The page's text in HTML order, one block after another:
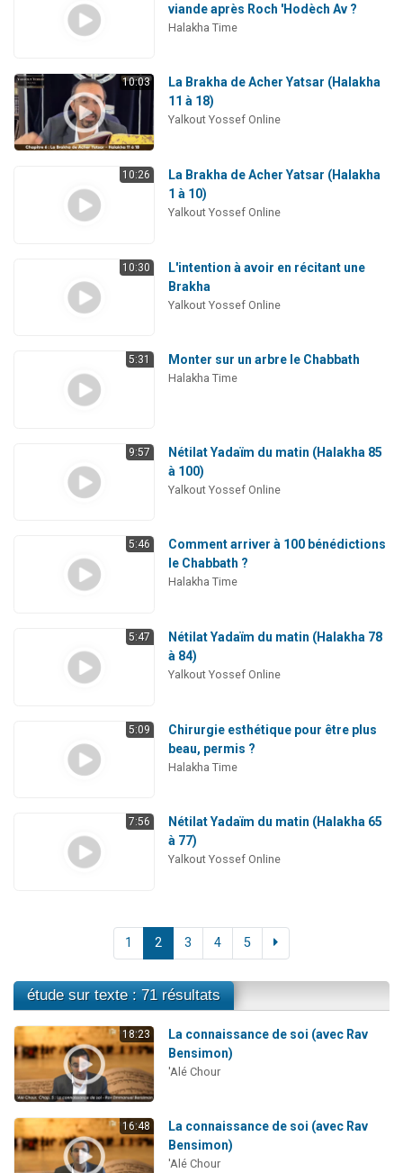
viande après Roch 'Hodèch Av ?
Halakha Time
10:03
La Brakha de Acher Yatsar (Halakha
11 à 18)
Yalkout Yossef Online
10:26
La Brakha de Acher Yatsar (Halakha
1 à 10)
Yalkout Yossef Online
10:30
L'intention à avoir en récitant une
Brakha
Yalkout Yossef Online
5:31 Monter sur un arbre le Chabbath
Halakha Time
9:57
Nétilat Yadaïm du matin (Halakha 85
à 100)
Yalkout Yossef Online
5:46
Comment arriver à 100 bénédictions
le Chabbath ?
Halakha Time
5:47
Nétilat Yadaïm du matin (Halakha 78
à 84)
Yalkout Yossef Online
5:09
Chirurgie esthétique pour être plus
beau, permis ?
Halakha Time
7:56
Nétilat Yadaïm du matin (Halakha 65
à 77)
Yalkout Yossef Online
1 2 3 4 5
étude sur texte : 71 résultats
18:23
La connaissance de soi (avec Rav
Bensimon)
'Alé Chour
16:48
La connaissance de soi (avec Rav
Bensimon)
'Alé Chour